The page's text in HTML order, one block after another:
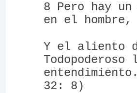
8 Pero hay
en el hombre,
Y el aliento
Todopoderoso
32: 8)